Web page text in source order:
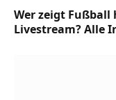
Wer zeigt Fußball
Livestream? Alle